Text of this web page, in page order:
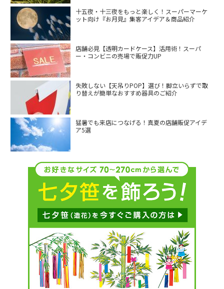
十五夜・十三夜をもっと楽しく！スーパーマーケ
ット向け『お月見』集客アイデア＆商品紹介
店舗必見【透明カードケース】活用術！スーパ
ー・コンビニの売場で販促力UP
失敗しない【天吊りPOP】選び！脚立いらずで取
り替えが簡単なおすすめ器具のご紹介
猛暑でも来店につなげる！真夏の店舗販促アイデ
ア5選